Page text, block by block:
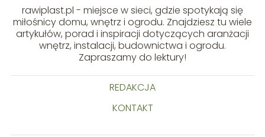
rawiplast.pl - miejsce w sieci, gdzie spotykają się
miłośnicy domu, wnętrz i ogrodu. Znajdziesz tu wiele
artykułów, porad i inspiracji dotyczących aranżacji
wnętrz, instalacji, budownictwa i ogrodu.
Zapraszamy do lektury!
REDAKCJA
KONTAKT